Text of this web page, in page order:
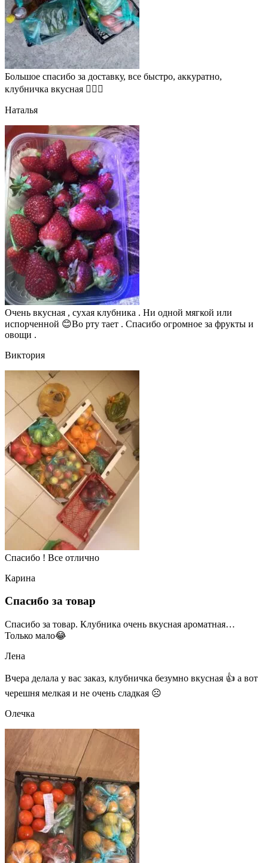
Большое спасибо за доставку, все быстро, аккуратно,
клубничка вкусная 👍🏻🍓
Наталья
Очень вкусная , сухая клубника . Ни одной мягкой или
испорченной 😊Во рту тает . Спасибо огромное за фрукты и
овощи .
Виктория
Спасибо ! Все отлично
Карина
Спасибо за товар
Спасибо за товар. Клубника очень вкусная ароматная…
Только мало😂
Лена
Вчера делала у вас заказ, клубничка безумно вкусная 👍 а вот
черешня мелкая и не очень сладкая ☹
Олечка